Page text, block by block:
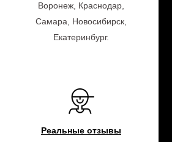
Воронеж, Краснодар,
Самара, Новосибирск,
Екатеринбург.
Реальные отзывы